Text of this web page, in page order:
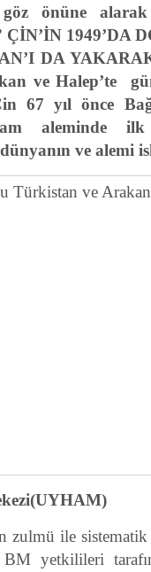
göz önüne
ÇİN’İN 1949’DA
DA
ve Halep’te
67 yıl önce
aleminde
ve alemi
zulmü ile
BM yetkilileri